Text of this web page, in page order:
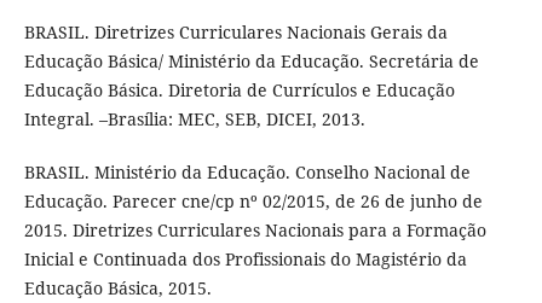
BRASIL. Diretrizes Curriculares Nacionais Gerais da
Educação Básica/ Ministério da Educação. Secretária de
Educação Básica. Diretoria de Currículos e Educação
Integral. –Brasília: MEC, SEB, DICEI, 2013.
BRASIL. Ministério da Educação. Conselho Nacional de
Educação. Parecer cne/cp nº 02/2015, de 26 de junho de
2015. Diretrizes Curriculares Nacionais para a Formação
Inicial e Continuada dos Profissionais do Magistério da
Educação Básica, 2015.